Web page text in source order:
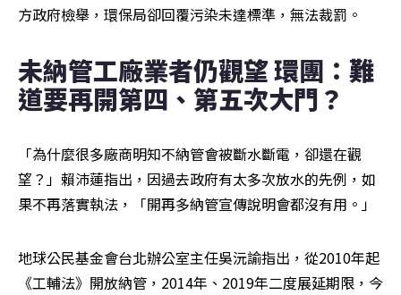
方政府檢舉，環保局卻回覆污染未達標準，無法裁罰。
未納管工廠業者仍觀望 環團：難
道要再開第四、第五次大門？
「為什麼很多廠商明知不納管會被斷水斷電，卻還在觀
望？」賴沛蓮指出，因過去政府有太多次放水的先例，如
果不再落實執法，「開再多納管宣傳說明會都沒有用。」
地球公民基金會台北辦公室主任吳沅諭指出，從2010年起
《工輔法》開放納管，2014年、2019年二度展延期限，今